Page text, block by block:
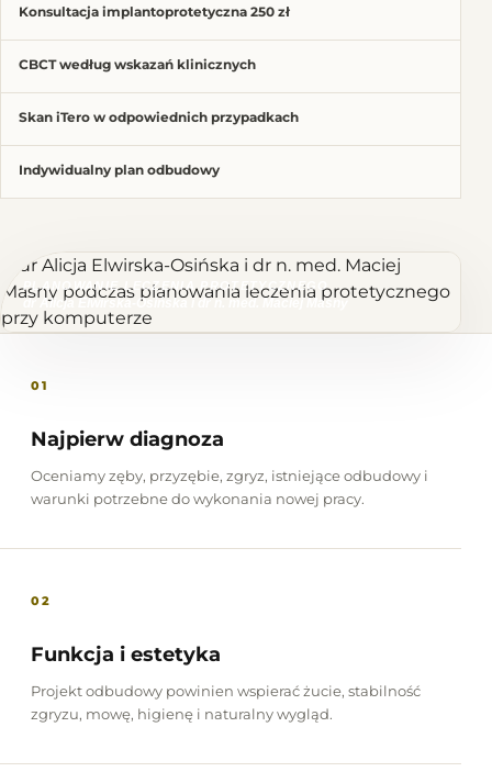
Konsultacja implantoprotetyczna 250 zł
CBCT według wskazań klinicznych
Skan iTero w odpowiednich przypadkach
Indywidualny plan odbudowy
PLANOWANIE LECZENIA PROTETYCZNEGO
dr Alicja Elwirska-Osińska i dr n. med. Maciej Masny
01
Najpierw diagnoza
Oceniamy zęby, przyzębie, zgryz, istniejące odbudowy i
warunki potrzebne do wykonania nowej pracy.
02
Funkcja i estetyka
Projekt odbudowy powinien wspierać żucie, stabilność
zgryzu, mowę, higienę i naturalny wygląd.